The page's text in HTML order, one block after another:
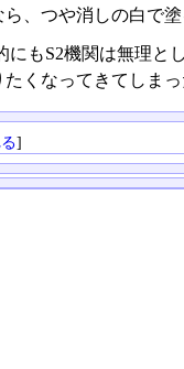
ら、つや消しの白で
にもS2機関は無理
たくなってきてしま
]